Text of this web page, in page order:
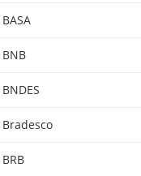
BASA
BNB
BNDES
Bradesco
BRB